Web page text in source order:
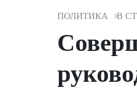
ПОЛИТИКА В